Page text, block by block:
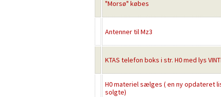
"Morsø" købes
Antenner til Mz3
KTAS telefon boks i str. H0 med lys
H0 materiel sælges ( en ny opdateret
solgte)